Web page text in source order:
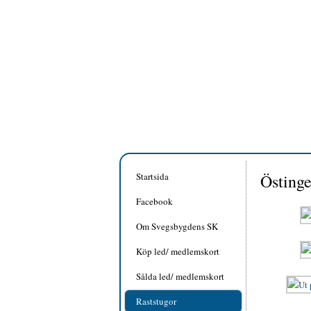
Startsida
Facebook
Om Svegsbygdens SK
Köp led/ medlemskort
Sålda led/ medlemskort
Raststugor